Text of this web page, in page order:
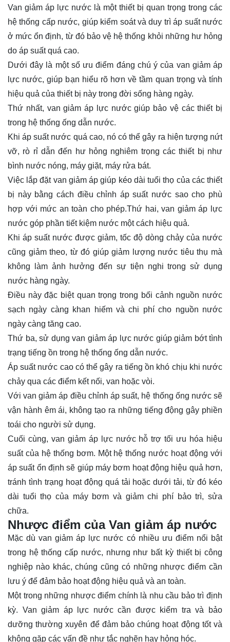
Van giảm áp lực nước là một thiết bị quan trọng trong các
hệ thống cấp nước, giúp kiểm soát và duy trì áp suất nước
ở mức ổn định, từ đó bảo vệ hệ thống khỏi những hư hỏng
do áp suất quá cao.
Dưới đây là một số ưu điểm đáng chú ý của van giảm áp
lực nước, giúp bạn hiểu rõ hơn về tầm quan trọng và tính
hiệu quả của thiết bị này trong đời sống hàng ngày.
Thứ nhất, van giảm áp lực nước giúp bảo vệ các thiết bị
trong hệ thống ống dẫn nước.
Khi áp suất nước quá cao, nó có thể gây ra hiện tượng nứt
vỡ, rò rỉ dẫn đến hư hỏng nghiêm trọng các thiết bị như
bình nước nóng, máy giặt, máy rửa bát.
Việc lắp đặt van giảm áp giúp kéo dài tuổi thọ của các thiết
bị này bằng cách điều chỉnh áp suất nước sao cho phù
hợp với mức an toàn cho phép.Thứ hai, van giảm áp lực
nước góp phần tiết kiệm nước một cách hiệu quả.
Khi áp suất nước được giảm, tốc độ dòng chảy của nước
cũng giảm theo, từ đó giúp giảm lượng nước tiêu thụ mà
không làm ảnh hưởng đến sự tiện nghi trong sử dụng
nước hàng ngày.
Điều này đặc biệt quan trọng trong bối cảnh nguồn nước
sạch ngày càng khan hiếm và chi phí cho nguồn nước
ngày càng tăng cao.
Thứ ba, sử dụng van giảm áp lực nước giúp giảm bớt tình
trạng tiếng ồn trong hệ thống ống dẫn nước.
Áp suất nước cao có thể gây ra tiếng ồn khó chịu khi nước
chảy qua các điểm kết nối, van hoặc vòi.
Với van giảm áp điều chỉnh áp suất, hệ thống ống nước sẽ
vận hành êm ái, không tạo ra những tiếng động gây phiền
toái cho người sử dụng.
Cuối cùng, van giảm áp lực nước hỗ trợ tối ưu hóa hiệu
suất của hệ thống bơm. Một hệ thống nước hoạt động với
áp suất ổn định sẽ giúp máy bơm hoạt động hiệu quả hơn,
tránh tình trạng hoạt động quá tải hoặc dưới tải, từ đó kéo
dài tuổi thọ của máy bơm và giảm chi phí bảo trì, sửa
chữa.
Nhược điểm của Van giảm áp nước
Mặc dù van giảm áp lực nước có nhiều ưu điểm nổi bật
trong hệ thống cấp nước, nhưng như bất kỳ thiết bị công
nghiệp nào khác, chúng cũng có những nhược điểm cần
lưu ý để đảm bảo hoạt động hiệu quả và an toàn.
Một trong những nhược điểm chính là nhu cầu bảo trì định
kỳ. Van giảm áp lực nước cần được kiểm tra và bảo
dưỡng thường xuyên để đảm bảo chúng hoạt động tốt và
không gặp các vấn đề như tắc nghẽn hay hỏng hóc.